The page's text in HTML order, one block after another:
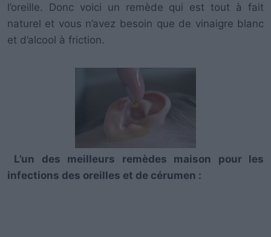
l’oreille. Donc voici un remède qui est tout à fait
naturel et vous n’avez besoin que de vinaigre blanc
et d’alcool à friction.
L’un des meilleurs remèdes maison pour les
infections des oreilles et de cérumen :